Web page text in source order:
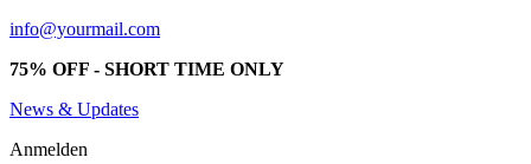
info@yourmail.com
75% OFF - SHORT TIME ONLY
News & Updates
Anmelden